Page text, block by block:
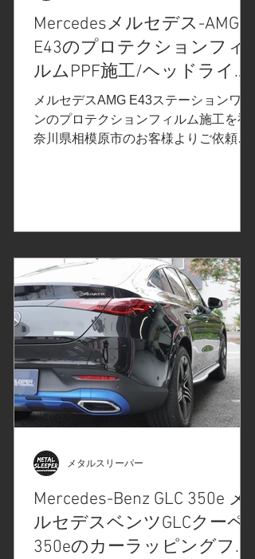
ただいた、STEKエステック「ダイノシ
ェード」ライトスモークプロテクショ
ンフィルムを、テールレンズに施工し
較、検証①改訂版 でご紹介したXPEL
エクスペル
Mercedesメルセデス-AMG
E43のプロテクションフィ
ルムPPF施工/ヘッドライト
の飛び石保護プロテクショ
ンフィルムPPF施工/スモー
クプロテクションフィル
メルセデスAMG E43ステーションワゴ
ンのプロテクションフィルム施工を神
奈川県相模原市のお客様よりご依頼い
ルムはこちら↓ 新製品#プロテクション
Swell#ダイヤモンドスウェル でご紹介
させていただいた、ダイヤモンドスウ
ェル。ブラックヴァイオレット(ライト
スモーク)を使用しました プロテクショ
ンフィルム施工箇所を、ネンダー処理
で異物の除去 軽研磨で汚れを落とし、
パーツの隙間を細部洗浄 施工液を使用
してインストール ヘッドライト、テー
ルライト、リフレクターのカットデー
ンフィルムをカットしています。 プロ
ィング仕上げ Before After Before After
この度は、メルセデスAMG E43ステー
ションワゴンのスモークプロテクショ
Mercedes-Benz GLC 350e メ
ルセデスベンツGLCクーペ
350eのカーラッピングフィ
メタルスリーパー